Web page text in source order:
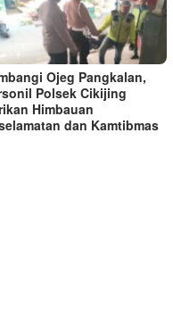
Ojeg Pangkalan,
Polsek Cikijing
Himbauan
dan Kamtibmas